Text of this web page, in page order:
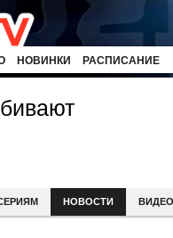
НОВИНКИ РАСПИСАНИЕ
НОВОСТИ ВИДЕО